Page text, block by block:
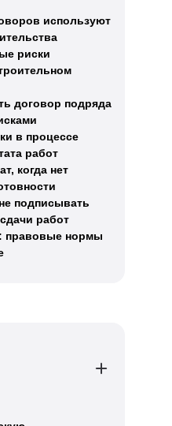
используют
риски
договор подряда
в процессе
работ
когда нет
подписывать
работ
правовые нормы